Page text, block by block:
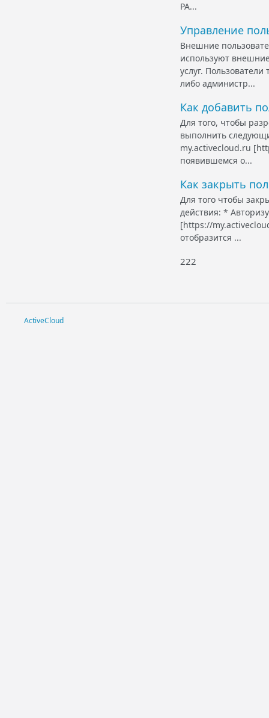
РА...
Управление
Внешние
используют
услуг.
либо администр...
Как добавить
Для того, чтобы
выполнить
my.activecloud.ru
появившемся о...
Как закрыть
Для того чтобы
действия: *
[https://
отобразится ...
222
ActiveCloud